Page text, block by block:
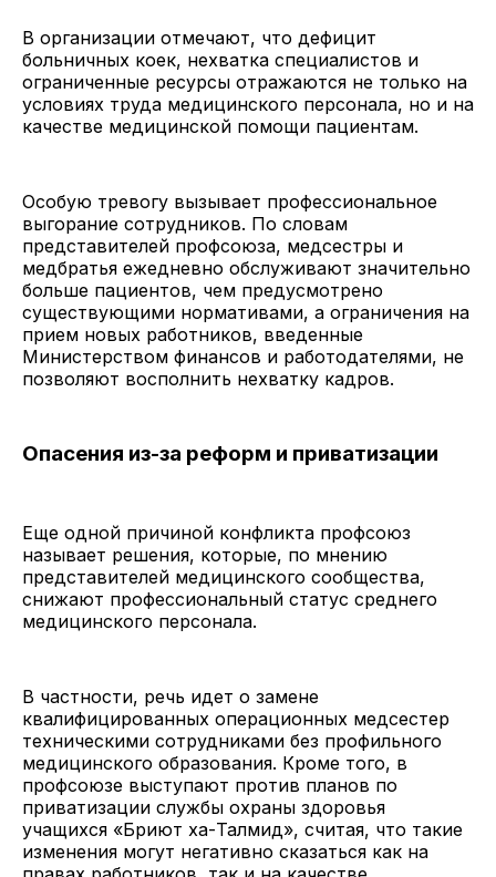
В организации отмечают, что дефицит
больничных коек, нехватка специалистов и
ограниченные ресурсы отражаются не только на
условиях труда медицинского персонала, но и на
качестве медицинской помощи пациентам.
Особую тревогу вызывает профессиональное
выгорание сотрудников. По словам
представителей профсоюза, медсестры и
медбратья ежедневно обслуживают значительно
больше пациентов, чем предусмотрено
существующими нормативами, а ограничения на
прием новых работников, введенные
Министерством финансов и работодателями, не
позволяют восполнить нехватку кадров.
Опасения из-за реформ и приватизации
Еще одной причиной конфликта профсоюз
называет решения, которые, по мнению
представителей медицинского сообщества,
снижают профессиональный статус среднего
медицинского персонала.
В частности, речь идет о замене
квалифицированных операционных медсестер
техническими сотрудниками без профильного
медицинского образования. Кроме того, в
профсоюзе выступают против планов по
приватизации службы охраны здоровья
учащихся «Бриют ха-Талмид», считая, что такие
изменения могут негативно сказаться как на